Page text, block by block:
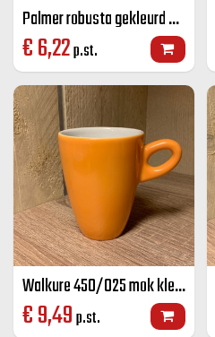
Palmer robusta gekleurd senseo mok grijs 18 CL
€6,22p.st.
Walkure 450/025 mok kleur 25 cl
€9,49p.st.